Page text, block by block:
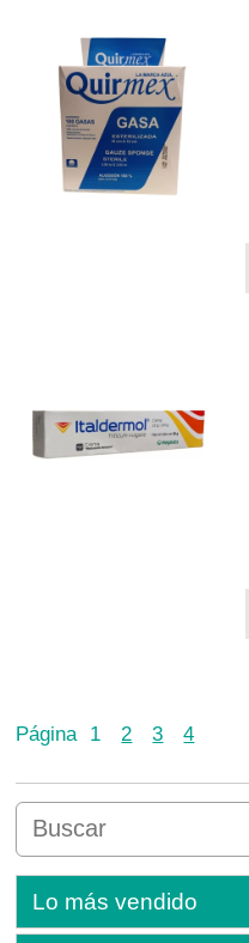
Página 1 2 3 4
Lo más vendido